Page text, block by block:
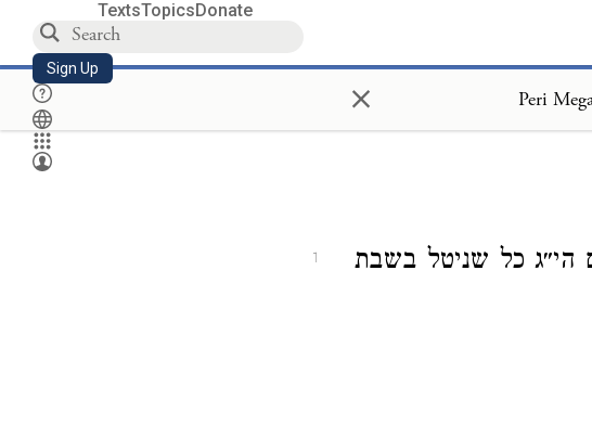
TextsTopicsDonate
Sign Up × Peri
1
הי״ג כל שניטל בשבת